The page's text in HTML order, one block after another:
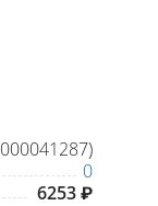
0
6253 ₽